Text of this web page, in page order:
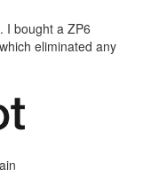
I bought a ZP6
eliminated any